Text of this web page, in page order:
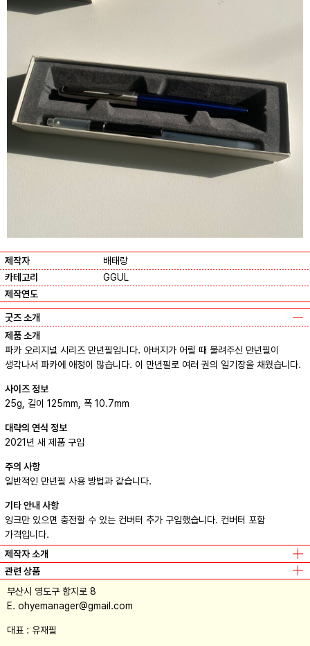
제작자
배태랑
카테고리
GGUL
제작연도
굿즈 소개
제품 소개
파카 오리지널 시리즈 만년필입니다. 아버지가 어릴 때 물려주신 만년필이
생각나서 파카에 애정이 많습니다. 이 만년필로 여러 권의 일기장을 채웠습니다.
사이즈 정보
25g, 길이 125mm, 폭 10.7mm
대략의 연식 정보
2021년 새 제품 구입
주의 사항
일반적인 만년필 사용 방법과 같습니다.
기타 안내 사항
잉크만 있으면 충전할 수 있는 컨버터 추가 구입했습니다. 컨버터 포함
가격입니다.
제작자 소개
관련 상품
STANLEY 클래식 런치박스
커피 마시는 동안은 일하지 말아야지
댕뇨일기
부산시 영도구 함지로 8
E. ohyemanager@gmail.com
대표 : 유재필